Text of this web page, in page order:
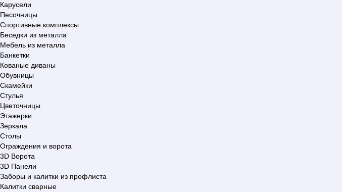
Карусели
Песочницы
Спортивные комплексы
Беседки из металла
Мебель из металла
Банкетки
Кованые диваны
Обувницы
Скамейки
Стулья
Цветочницы
Этажерки
Зеркала
Столы
Ограждения и ворота
3D Ворота
3D Панели
Заборы и калитки из профлиста
Калитки сварные